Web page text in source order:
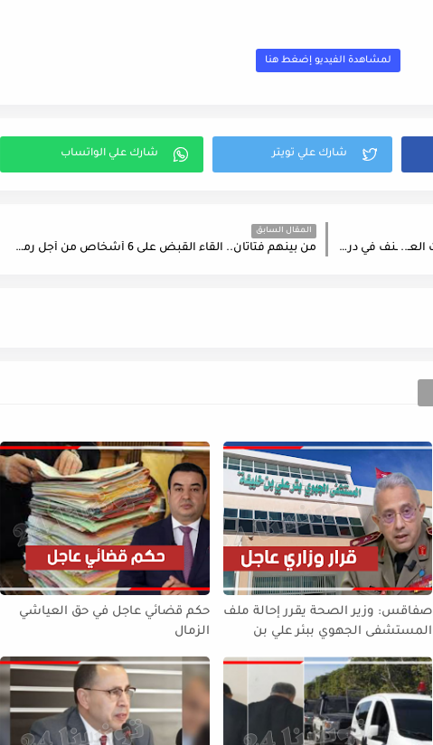
لمشاهدة الفيديو إضغط هنا
الكشف عن الاطراف المتورطة وراء أحداث العـ.. ـنف في دربي يوم أمس
المقال السابق
من بينهم فتاتان.. القاء القبض على 6 أشخاص من أجل رمي شاب من طابق علويّ
صفاقس: وزير الصحة يقرر إحالة ملف
المستشفى الجهوي ببئر علي بن
حكم قضائي عاجل في حق العياشي
الزمال